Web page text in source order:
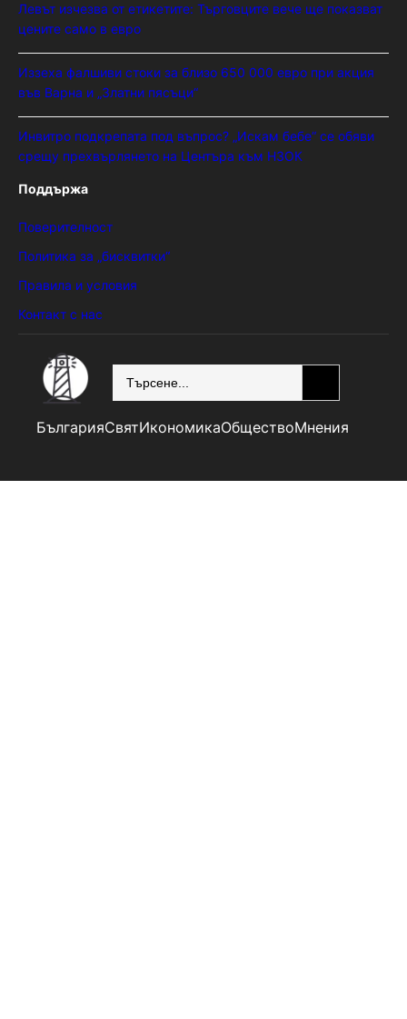
Левът изчезва от етикетите: Търговците вече ще показват
цените само в евро
Иззеха фалшиви стоки за близо 650 000 евро при акция
във Варна и „Златни пясъци“
Инвитро подкрепата под въпрос? „Искам бебе“ се обяви
срещу прехвърлянето на Центъра към НЗОК
Поддържа
Поверителност
Политика за „бисквитки“
Правила и условия
Контакт с нас
БългарияСвятИкономикаОбществоМнения